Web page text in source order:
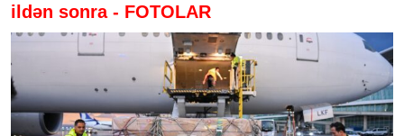
ildən sonra - FOTOLAR